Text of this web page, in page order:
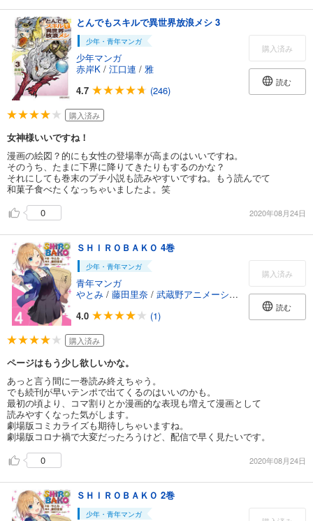
とんでもスキルで異世界放浪メシ 3
少年・青年マンガ
少年マンガ
赤岸K / 江口連 / 雅
4.7
(246)
購入済み
読む
購入済み
女神様いいですね！
漫画の絵図？的にも女性の登場率が高まのはいいですね。
そのうち、たまに下界に降りてきたりもするのかな？
それにしても巻末のプチ小説も読みやすいですね。もう読んでて
和菓子食べたくなっちゃいましたよ。笑
0
2020年08月24日
ＳＨＩＲＯＢＡＫＯ 4巻
少年・青年マンガ
青年マンガ
やとみ / 藤田里奈 / 武蔵野アニメーション
4.0
(1)
購入済み
読む
購入済み
ページはもう少し欲しいかな。
あっと言う間に一巻読み終えちゃう。
でも続刊が早いテンポで出てくるのはいいのかも。
最初の頃より、コマ割りとか漫画的な表現も増えて漫画として
読みやすくなった気がします。
劇場版コミカライズも期待しちゃいますね。
劇場版コロナ禍で大変だったろうけど、配信で早く見たいです。
0
2020年08月24日
ＳＨＩＲＯＢＡＫＯ 2巻
少年・青年マンガ